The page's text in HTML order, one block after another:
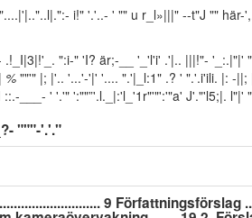
i!" '.'..- ' "" u r_l»|||" --t"J "" här-
":i-" 'I? är;-__ '_'l'i' .'|.. |||!"- '_:.|"|'
% ""'" |; |'.. '...'-'|' '.... ".'|_l:1" .? ' ".'.i'ili. |: -
___- ' '.'" ':""”'.l._|:'l_'1r"'"':'"a' J'."'l5;|. l"|'
"""-'.'."
9 Författningsförslag